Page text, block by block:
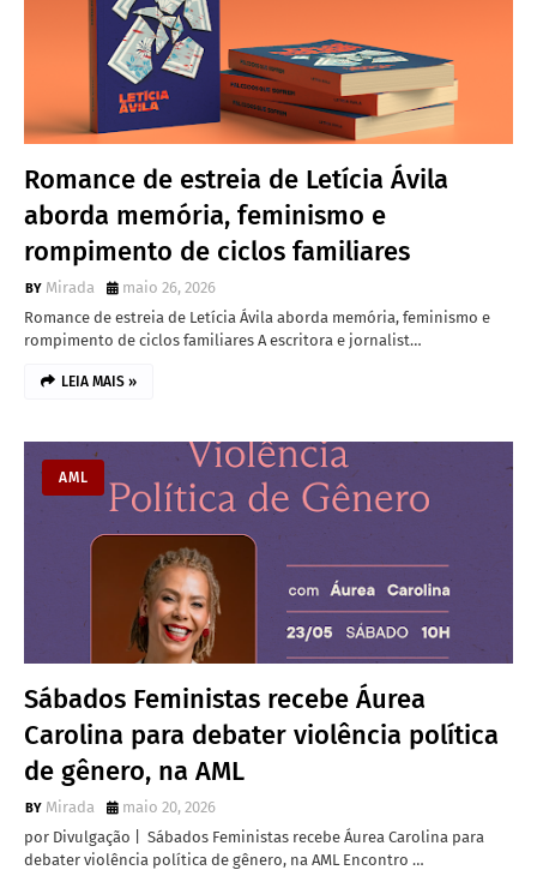
Romance de estreia de Letícia Ávila
aborda memória, feminismo e
rompimento de ciclos familiares
Mirada
maio 26, 2026
Romance de estreia de Letícia Ávila aborda memória, feminismo e
rompimento de ciclos familiares A escritora e jornalist…
LEIA MAIS »
AML
Sábados Feministas recebe Áurea
Carolina para debater violência política
de gênero, na AML
Mirada
maio 20, 2026
por Divulgação | Sábados Feministas recebe Áurea Carolina para
debater violência política de gênero, na AML Encontro …